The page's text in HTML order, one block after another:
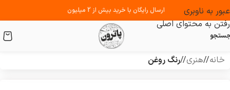
عبور به ناوبری
رفتن به محتوای اصلی
ارسال رایگان با خرید بیش از 2 میلیون
خانه/ هنری/ رنگ روغن